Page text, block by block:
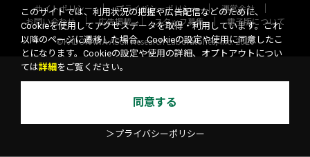
サイトポリシー プライバシーポリシー
運営会社
お問い合わせ
広告掲載 スタッフ募集
電子版について
©KADOKAWA ASCII Research Laboratories, Inc. 2026
このサイトでは、利用状況の把握や広告配信などのために、
Cookieを使用してアクセスデータを取得・利用しています。これ
以降のページに遷移した場合、Cookieの設定や使用に同意したこ
とになります。Cookieの設定や使用の詳細、オプトアウトについ
ては詳細 をご覧ください。
同意する
＞プライバシーポリシー